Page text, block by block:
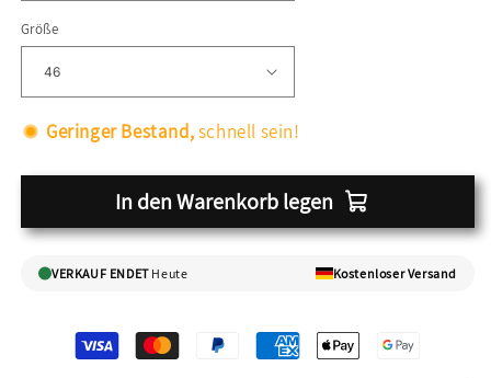
Größe
Geringer Bestand,schnell sein!
In den Warenkorb legen
VERKAUF ENDETHeute Kostenloser Versand